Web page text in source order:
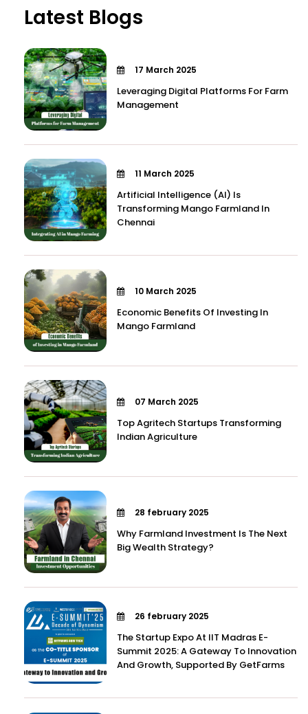
Latest Blogs
17 March 2025
Leveraging Digital Platforms For Farm
Management
11 March 2025
Artificial Intelligence (AI) Is
Transforming Mango Farmland In
Chennai
10 March 2025
Economic Benefits Of Investing In
Mango Farmland
07 March 2025
Top Agritech Startups Transforming
Indian Agriculture
28 february 2025
Why Farmland Investment Is The Next
Big Wealth Strategy?
26 february 2025
The Startup Expo At IIT Madras E-
Summit 2025: A Gateway To Innovation
And Growth, Supported By GetFarms